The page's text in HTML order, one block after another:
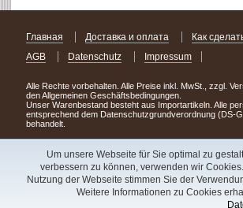
Um unsere Webseite für Sie optimal zu
verbessern zu können, verwenden wir
Nutzung der Webseite stimmen Sie der
Weitere Informationen zu Cookies
Главная Доставка и оплата
Как
AGB
Datenschutz Impressum
Alle Rechte vorbehalten. Alle Preise inkl. MwSt., zzgl.
den Allgemeinen Geschäftsbedingungen.
Unser Warenbestand besteht aus Importartikeln. Alle
entsprechend dem Datenschutzgrundverordnung (DS-
behandelt.
Сделав заказ сегодня, уже через день или два Вы
НОВИНКИ из Германии! Удачного поиска!
Copyright 2003 - 2023 © Express-Kniga
V.A.Vorobiev